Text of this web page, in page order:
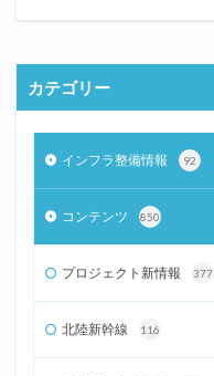
カテゴリー
インフラ整備情報 92
コンテンツ 850
プロジェクト新情報 377
北陸新幹線 116